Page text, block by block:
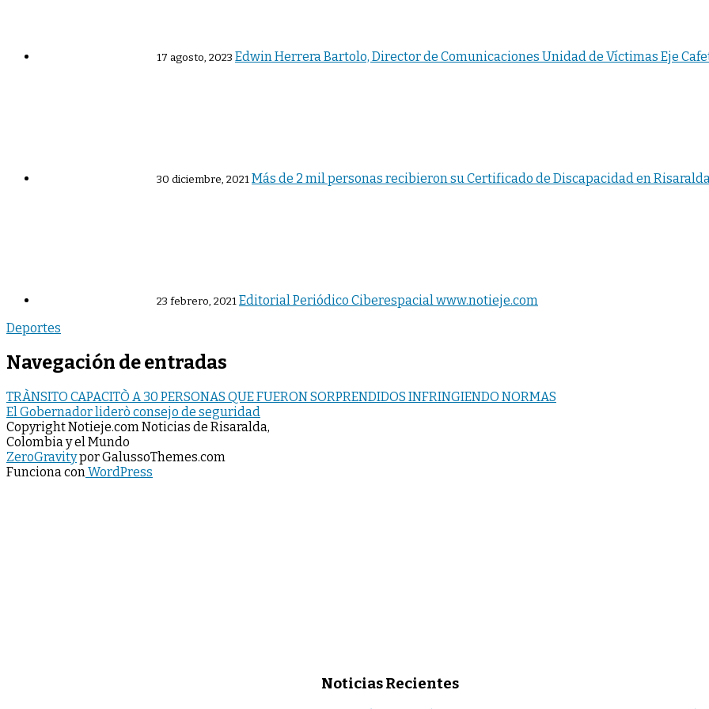
17 agosto, 2023 Edwin Herrera Bartolo, Director de Comunicaciones Unidad de Víctimas Eje
30 diciembre, 2021Más de 2 mil personas recibieron su Certificado de Discapacidad en
23 febrero, 2021Editorial Periódico Ciberespacial www.notieje.com
Deportes
Navegación de entradas
TRÀNSITO CAPACITÒ A 30 PERSONAS QUE FUERON SORPRENDIDOS INFRINGIENDO NORMAS
El Gobernador liderò consejo de seguridad
Noticias Recientes
Copyright Notieje.com Noticias de Risaralda,
Colombia y el Mundo
ZeroGravitypor GalussoThemes.com
Funciona conWordPress